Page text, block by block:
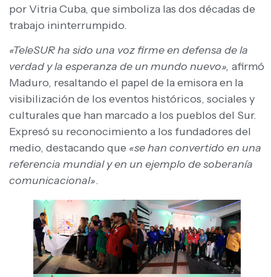
por Vitria Cuba, que simboliza las dos décadas de
trabajo ininterrumpido.
«TeleSUR ha sido una voz firme en defensa de la
verdad y la esperanza de un mundo nuevo», afirmó
Maduro, resaltando el papel de la emisora en la
visibilización de los eventos históricos, sociales y
culturales que han marcado a los pueblos del Sur.
Expresó su reconocimiento a los fundadores del
medio, destacando que «se han convertido en una
referencia mundial y en un ejemplo de soberanía
comunicacional».